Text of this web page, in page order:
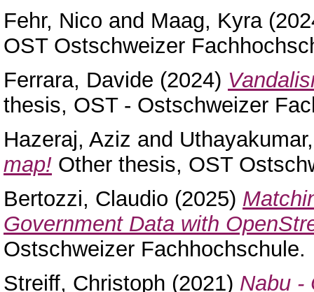
Fehr, Nico and Maag, Kyra
OST Ostschweizer
Ferrara, Davide (2024)
thesis, OST - Ostschweizer
Hazeraj, Aziz and
map! Other thesis, OST
Bertozzi, Claudio (2025)
Government Data with
Ostschweizer Fachhochschule.
Streiff, Christoph (2021) Nabu -